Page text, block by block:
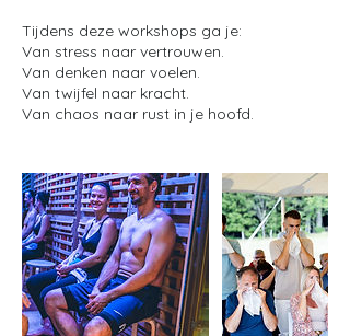
Tijdens deze workshops ga je:
Van stress naar vertrouwen.
Van denken naar voelen.
Van twijfel naar kracht.
Van chaos naar rust in je hoofd.